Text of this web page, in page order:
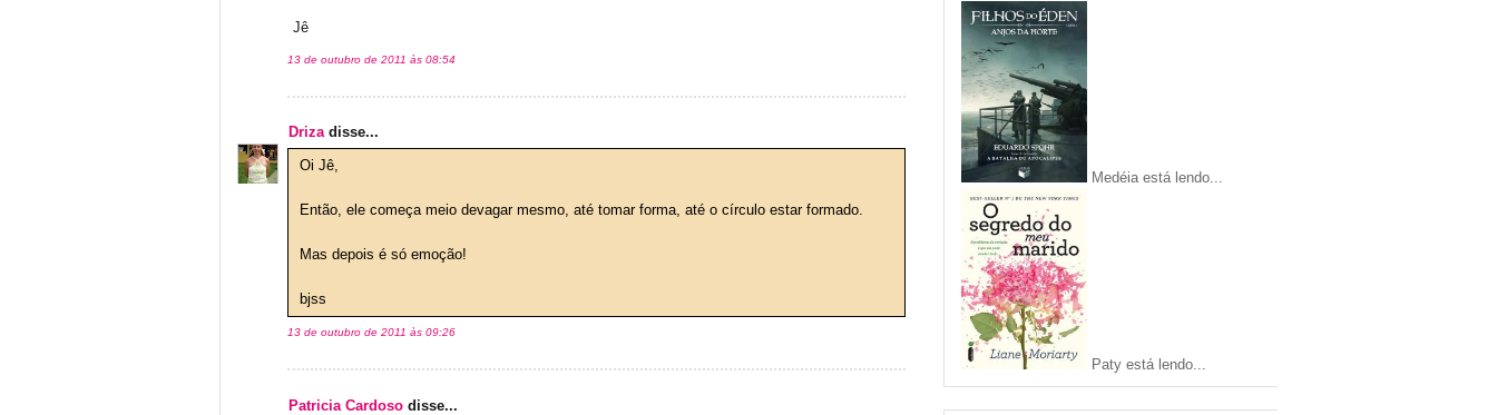
Jê
13 de outubro de 2011 às 08:54
Drizadisse...
Oi Jê,
Então, ele começa meio devagar mesmo, até tomar forma, até o círculo estar formado.
Mas depois é só emoção!
bjss
13 de outubro de 2011 às 09:26
Patricia Cardoso disse...
Medéia está lendo...
Paty está lendo...